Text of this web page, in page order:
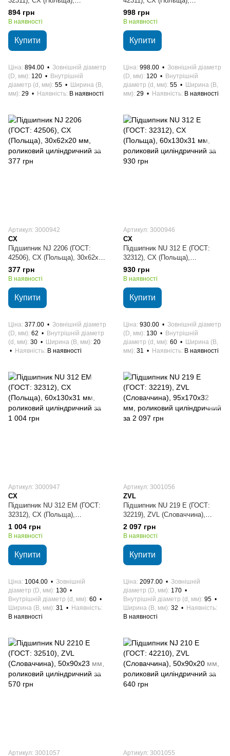
55х120х29 мм, роликовий
циліндричний
894 грн
В наявності
Купити
Ціна 894.00
Зовнішній діаметр
(D, мм) 120
Внутрішній
діаметр (d, мм) 55
Ширина (B,
мм) 29 Наявність В наявності
55х120х29 мм, роликовий
циліндричний
998 грн
В наявності
Купити
Ціна 998.00
Зовнішній діаметр
(D, мм) 120
Внутрішній
діаметр (d, мм) 55
Ширина (B,
мм) 29 Наявність В наявності
Артикул: 3000942
CX
Підшипник NJ 2206 (ГОСТ:
42506), CX (Польща), 30х62х20
мм, роликовий циліндричний
377 грн
В наявності
Купити
Ціна 377.00
Зовнішній діаметр
(D, мм) 62
Внутрішній діаметр
(d, мм) 30 Ширина (B, мм) 20
Наявність В наявності
Артикул: 3000946
CX
Підшипник NU 312 E (ГОСТ:
32312), CX (Польща),
60х130х31 мм, роликовий
циліндричний
930 грн
В наявності
Купити
Ціна 930.00
Зовнішній діаметр
(D, мм) 130
Внутрішній
діаметр (d, мм) 60
Ширина (B,
мм) 31 Наявність В наявності
Артикул: 3000947
CX
Підшипник NU 312 EM (ГОСТ:
32312), CX (Польща),
60х130х31 мм, роликовий
циліндричний
1 004 грн
В наявності
Купити
Ціна 1004.00
Зовнішній
діаметр (D, мм) 130
Внутрішній діаметр (d, мм) 60
Ширина (B, мм) 31
Наявність
В наявності
Артикул: 3001056
ZVL
Підшипник NU 219 E (ГОСТ:
32219), ZVL (Словаччина),
95х170х32 мм, роликовий
циліндричний
2 097 грн
В наявності
Купити
Ціна 2097.00
Зовнішній
діаметр (D, мм) 170
Внутрішній діаметр (d, мм) 95
Ширина (B, мм) 32
Наявність
В наявності
Артикул: 3001057 Артикул: 3001055